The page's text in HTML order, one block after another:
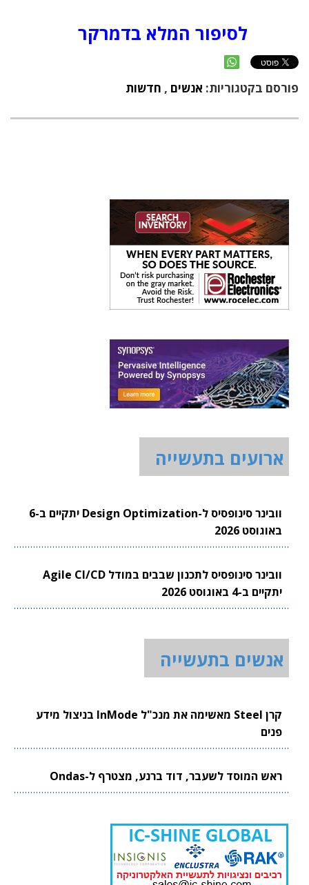
לסיפור המלא בדמרקר
פורסם בקטגוריות: אנשים , חדשות
ארועים בתעשייה
וובינר סינופסיס ל-Design Optimization יתקיים ב-6
באוגוסט 2026
וובינר סינופסיס לתכנון שבבים במודל Agile CI/CD
יתקיים ב-4 באוגוסט 2026
אנשים בתעשייה
קרן Steel מאשימה את מנכ"ל InMode בניצול מידע
פנים
ראש המוסד לשעבר, דוד ברנע, מצטרף ל-Ondas